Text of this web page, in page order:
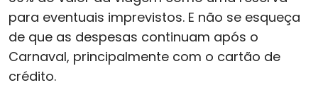
para eventuais imprevistos. E não se esqueça
de que as despesas continuam após o
Carnaval, principalmente com o cartão de
crédito.